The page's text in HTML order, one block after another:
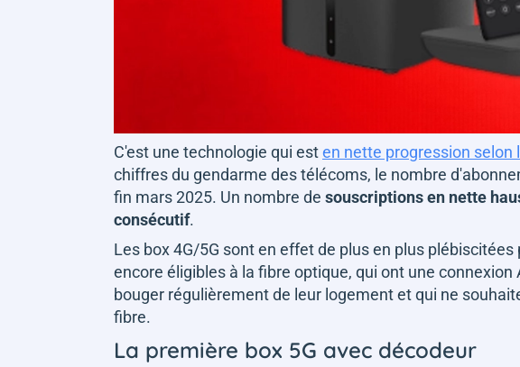
C'est une technologie qui esten nette progression selon
chiffres du gendarme des télécoms, le nombre
fin mars 2025. Un nombre de souscriptions en nette
consécutif.
Les box 4G/5G sont en effet de plus en plus
encore éligibles à la fibre optique, qui ont une
bouger régulièrement de leur logement et qui ne
fibre.
La première box 5G avec décodeur